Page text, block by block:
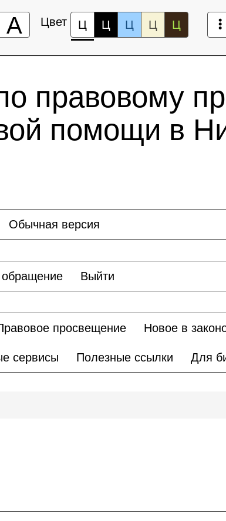
А Цвет Ц Ц Ц Ц Ц
правовому
помощи в
Обычная версия
Выйти
просвещение Новое в
сервисы Полезные ссылки Для